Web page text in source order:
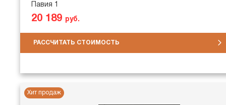
Павия 1
20 189 руб.
РАССЧИТАТЬ СТОИМОСТЬ
Хит продаж